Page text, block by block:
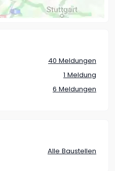
40 Meldungen
1 Meldung
6 Meldungen
Alle Baustellen